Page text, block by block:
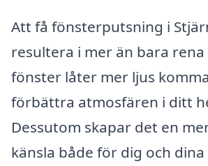
Att få fönsterputsning i
resultera i mer än bara rena
fönster låter mer ljus
förbättra atmosfären i ditt
Dessutom skapar det en
känsla både för dig och dina